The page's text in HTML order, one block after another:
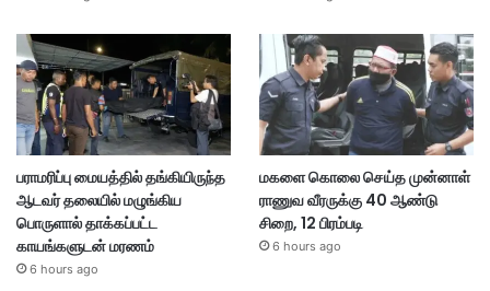
பராமரிப்பு மையத்தில் தங்கியிருந்த
ஆடவர் தலையில் மழுங்கிய
பொருளால் தாக்கப்பட்ட
காயங்களுடன் மரணம்
6 hours ago
மகளை கொலை செய்த முன்னாள்
ராணுவ வீரருக்கு 40 ஆண்டு
சிறை, 12 பிரம்படி
6 hours ago